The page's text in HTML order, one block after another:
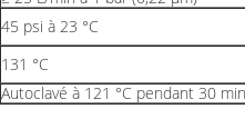
45 psi à 23 °C
131 °C
Autoclavé à 121 °C pendant 30